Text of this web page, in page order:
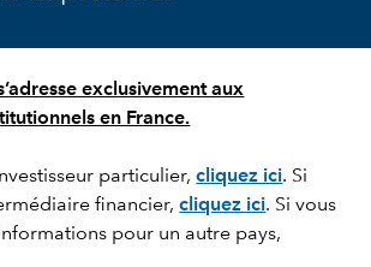
exclusivement aux
en France.
particulier,cliquez ici. Si
financier,cliquez ici. Si vous
pour un autre pays,
long terme : quatre
porteuses